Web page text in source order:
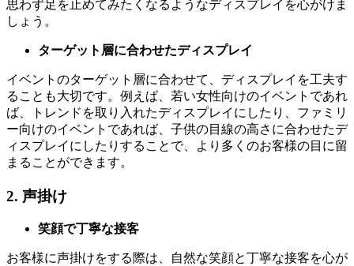
思わず足を止めてみたくなるようなディスプレイを心がけま
しょう。
ターゲット層に合わせたディスプレイ
イベントのターゲット層に合わせて、ディスプレイを工夫す
ることも大切です。例えば、若い女性向けのイベントであれ
ば、トレンドを取り入れたディスプレイにしたり、ファミリ
ー向けのイベントであれば、子供の目線の高さに合わせたデ
ィスプレイにしたりすることで、より多くのお客様の目に留
まることができます。
2. 声掛け
笑顔で丁寧な接客
お客様に声掛けをする際は、自然な笑顔と丁寧な接客を心が